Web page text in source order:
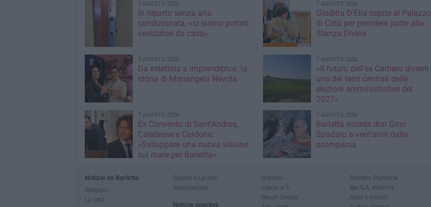
7 AGOSTO 2026
In reparto senza aria
condizionata, «ci siamo portati
ventilatori da casa»
7 AGOSTO 2026
Giuditta D’Elia ospite al Palazzo
di Città per prendere parte alla
Stanza Divina
7 AGOSTO 2026
Da estetista a imprenditrice: la
storia di Mariangela Nevola
7 AGOSTO 2026
«Il futuro dell'ex Cartiera diventi
uno dei temi centrali delle
elezioni amministrative del
2027»
7 AGOSTO 2026
Ex Convento di Sant'Andrea,
Calabrese e Cardone:
«Sviluppare una nuova visione
sul mare per Barletta»
7 AGOSTO 2026
Barletta ricorda don Gino
Spadaro a vent’anni dalla
scomparsa
Notizie da Barletta
Religioni
La città
Scuola e Lavoro
Associazioni
Notizie sportive
Scacchi
Calcio a 5
Beach Soccer
Barletta Giuridica
Bar.S.A. informa
Auto e motori